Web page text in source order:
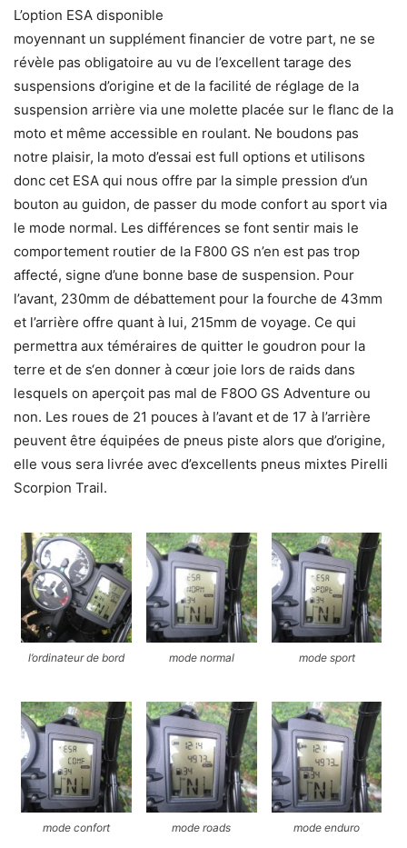
L’option ESA disponible
moyennant un supplément financier de votre part, ne se
révèle pas obligatoire au vu de l’excellent tarage des
suspensions d’origine et de la facilité de réglage de la
suspension arrière via une molette placée sur le flanc de la
moto et même accessible en roulant. Ne boudons pas
notre plaisir, la moto d’essai est full options et utilisons
donc cet ESA qui nous offre par la simple pression d’un
bouton au guidon, de passer du mode confort au sport via
le mode normal. Les différences se font sentir mais le
comportement routier de la F800 GS n’en est pas trop
affecté, signe d’une bonne base de suspension. Pour
l’avant, 230mm de débattement pour la fourche de 43mm
et l’arrière offre quant à lui, 215mm de voyage. Ce qui
permettra aux téméraires de quitter le goudron pour la
terre et de s‘en donner à cœur joie lors de raids dans
lesquels on aperçoit pas mal de F8OO GS Adventure ou
non. Les roues de 21 pouces à l’avant et de 17 à l’arrière
peuvent être équipées de pneus piste alors que d’origine,
elle vous sera livrée avec d’excellents pneus mixtes Pirelli
Scorpion Trail.
l’ordinateur de bord mode normal mode sport
mode confort mode roads mode enduro